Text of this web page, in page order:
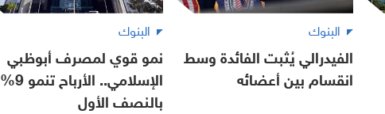
البنوك
الفيدرالي يُثبت الفائدة وسط
انقسام بين أعضائه
البنوك
نمو قوي لمصرف أبوظبي
الإسلامي.. الأرباح تنمو 9%
بالنصف الأول